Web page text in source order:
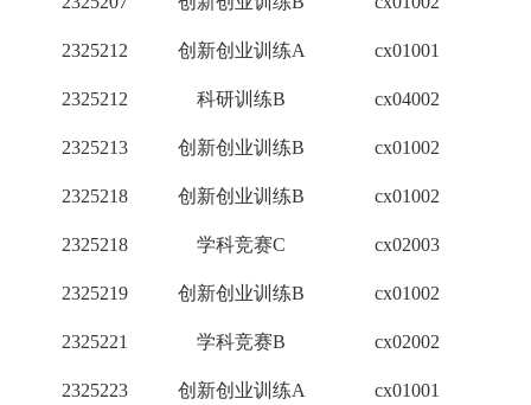
2325212 创新创业训练A cx01001
2325212 科研训练B cx04002
2325213 创新创业训练B cx01002
2325218 创新创业训练B cx01002
2325218 学科竞赛C cx02003
2325219 创新创业训练B cx01002
2325221 学科竞赛B cx02002
2325223 创新创业训练A cx01001